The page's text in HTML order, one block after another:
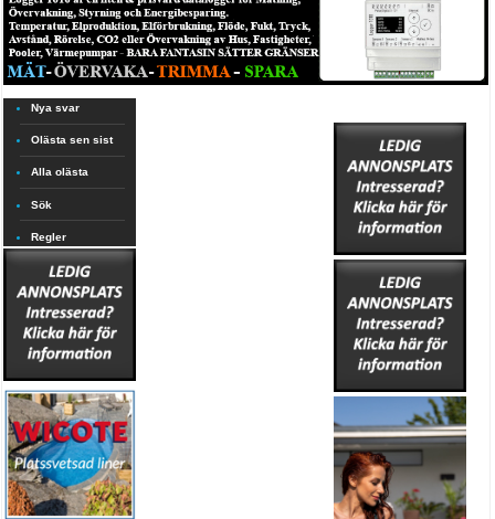
Nya svar
Olästa sen sist
Alla olästa
Sök
Regler